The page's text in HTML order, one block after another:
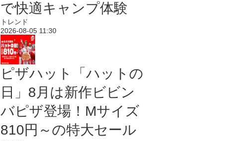
で快適キャンプ体験
トレンド
2026-08-05 11:30
ピザハット「ハットの
日」8月は新作ビビン
バピザ登場！Mサイズ
810円～の特大セール